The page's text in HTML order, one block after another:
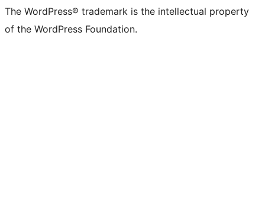
The WordPress® trademark is the intellectual property
of the WordPress Foundation.